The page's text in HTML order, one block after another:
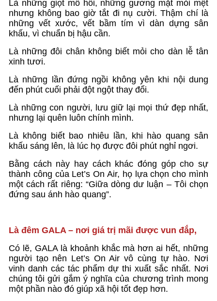
Là những giọt mồ hôi, những gương mặt mỏi mệt
nhưng không bao giờ tắt đi nụ cười. Thậm chí là
những vết xước, vết bầm tím vì dàn dựng sân
khấu, vì chuẩn bị hậu cần.
Là những đôi chân không biết mỏi cho dàn lễ tân
xinh tươi.
Là những lần đứng ngồi không yên khi nội dung
đến phút cuối phải đột ngột thay đổi.
Là những con người, lưu giữ lại mọi thứ đẹp nhất,
nhưng lại quên luôn chính mình.
Là không biết bao nhiêu lần, khi hào quang sân
khấu sáng lên, là lúc họ được đôi phút nghỉ ngơi.
Bằng cách này hay cách khác đóng góp cho sự
thành công của Let’s On Air, họ lựa chọn cho mình
một cách rất riêng: “Giữa dòng dư luận – Tôi chọn
đứng sau ánh hào quang”.
Là đêm GALA – nơi giá trị mãi được vun đắp,
Có lẽ, GALA là khoảnh khắc mà hơn ai hết, những
người tạo nên Let’s On Air vô cùng tự hào. Nơi
vinh danh các tác phẩm dự thi xuất sắc nhất. Nơi
chúng tôi gửi gắm ý nghĩa của chương trình mong
một phần nào đó giúp xã hội tốt đẹp hơn.